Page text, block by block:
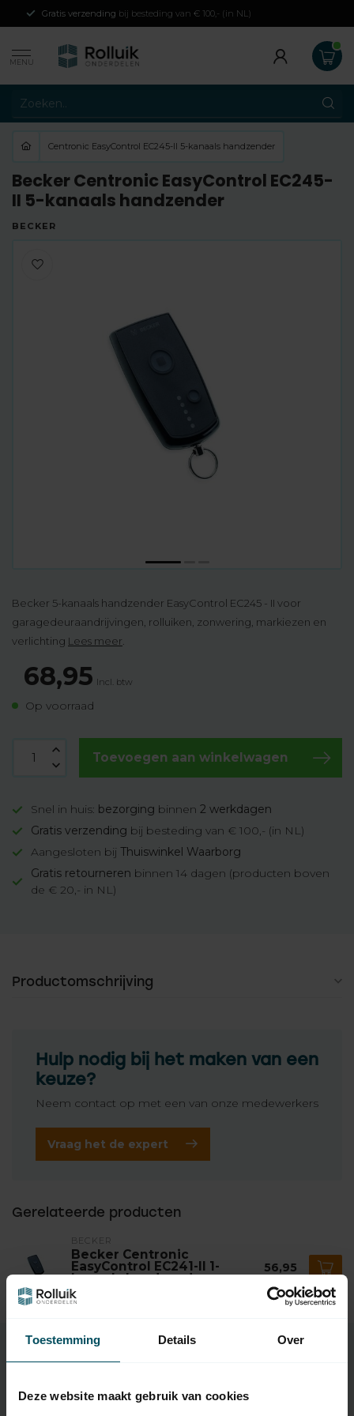
Toestemming Details Over
Deze website maakt gebruik van cookies
Gratis verzending bij besteding van € 100,- (in NL)
MENU
Centronic EasyControl EC245-II 5-kanaals handzender
Becker Centronic EasyControl EC245-
II 5-kanaals handzender
BECKER
Becker 5-kanaals handzender EasyControl EC245 - II voor
garagedeuraandrijvingen, rolluiken, zonwering, markiezen en
verlichting Lees meer
68,95 Incl. btw
Op voorraad
Toevoegen aan winkelwagen
Snel in huis: bezorging binnen 2 werkdagen
Gratis verzending bij besteding van € 100,- (in NL)
Aangesloten bij Thuiswinkel Waarborg
Gratis retourneren binnen 14 dagen (producten boven
de € 20,- in NL)
Productomschrijving
Hulp nodig bij het maken van een
keuze?
Neem contact op met een van onze medewerkers
Vraag het de expert
Gerelateerde producten
BECKER
Becker Centronic
EasyControl EC241-II 1-
kanaals handzender
Op voorraad
56,95
Specificaties